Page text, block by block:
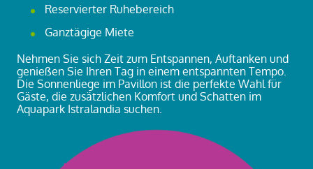
Reservierter Ruhebereich
Ganztägige Miete
Nehmen Sie sich Zeit zum Entspannen, Auftanken und
genießen Sie Ihren Tag in einem entspannten Tempo.
Die Sonnenliege im Pavillon ist die perfekte Wahl für
Gäste, die zusätzlichen Komfort und Schatten im
Aquapark Istralandia suchen.